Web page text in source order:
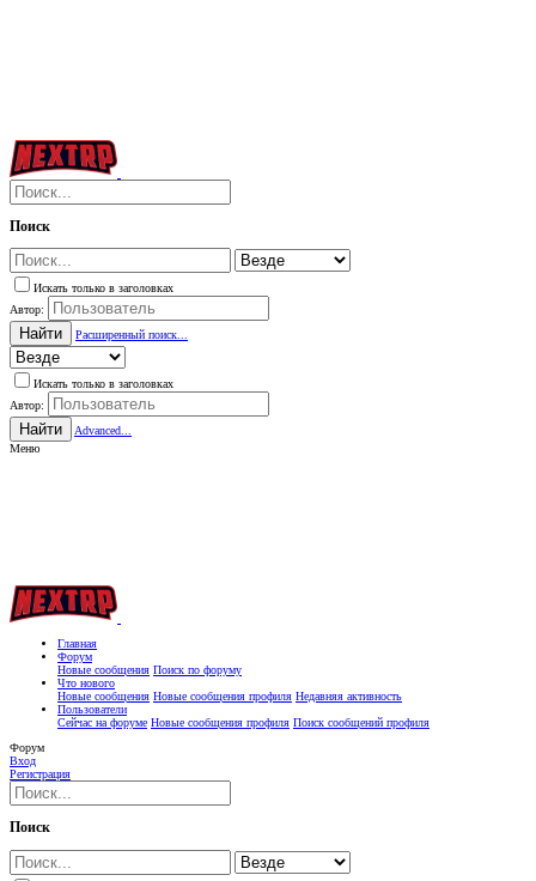
Поиск
Искать только в заголовках
Автор:
Найти Расширенный поиск...
Искать только в заголовках
Автор:
Найти
Advanced...
Меню
Главная
Форум
Новые сообщения Поиск по форуму
Что нового
Новые сообщения Новые сообщения профиля Недавняя активность
Пользователи
Сейчас на форуме Новые сообщения профиля Поиск сообщений профиля
Форум
Вход
Регистрация
Поиск